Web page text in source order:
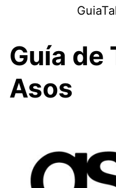
Guía de
Asos